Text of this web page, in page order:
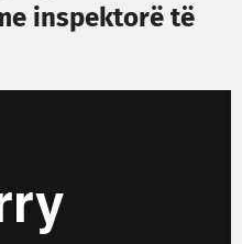
inspektorë të